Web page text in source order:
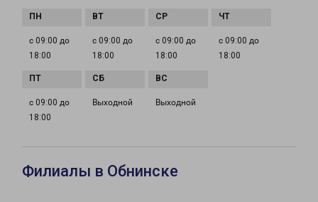
с 09:00 до
18:00
с 09:00 до
18:00
с 09:00 до
18:00
с 09:00 до
18:00
с 09:00 до
18:00
Выходной Выходной
Филиалы в Обнинске